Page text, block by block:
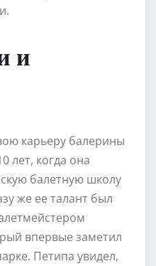
и
карьеру балерины
лет, когда она
балетную школу
же ее талант был
впервые заметил
Петипа увидел,